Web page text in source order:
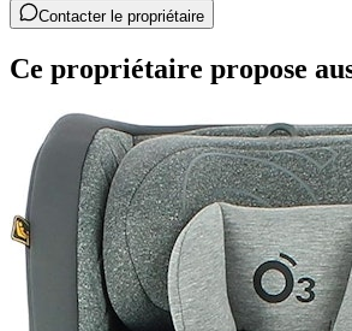
Contacter le propriétaire
Ce propriétaire propose